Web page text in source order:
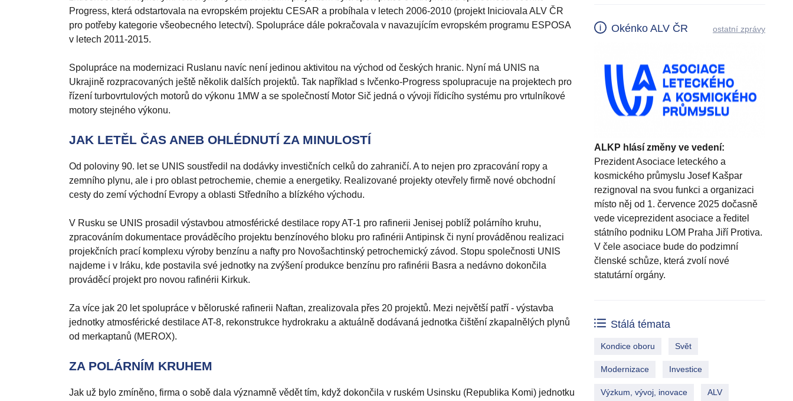
Progress, která odstartovala na evropském projektu CESAR a probíhala v letech 2006-2010 (projekt Iniciovala ALV ČR
pro potřeby kategorie všeobecného letectví). Spolupráce dále pokračovala v navazujícím evropském programu ESPOSA
v letech 2011-2015.
Spolupráce na modernizaci Ruslanu navíc není jedinou aktivitou na východ od českých hranic. Nyní má UNIS na
Ukrajině rozpracovaných ještě několik dalších projektů. Tak například s Ivčenko-Progress spolupracuje na projektech pro
řízení turbovrtulových motorů do výkonu 1MW a se společností Motor Sič jedná o vývoji řídicího systému pro vrtulníkové
motory stejného výkonu.
JAK LETĚL ČAS ANEB OHLÉDNUTÍ ZA MINULOSTÍ
Od poloviny 90. let se UNIS soustředil na dodávky investičních celků do zahraničí. A to nejen pro zpracování ropy a
zemního plynu, ale i pro oblast petrochemie, chemie a energetiky. Realizované projekty otevřely firmě nové obchodní
cesty do zemí východní Evropy a oblasti Středního a blízkého východu.
V Rusku se UNIS prosadil výstavbou atmosférické destilace ropy AT-1 pro rafinerii Jenisej poblíž polárního kruhu,
zpracováním dokumentace prováděcího projektu benzínového bloku pro rafinérii Antipinsk či nyní prováděnou realizaci
projekčních prací komplexu výroby benzínu a nafty pro Novošachtinský petrochemický závod. Stopu společnosti UNIS
najdeme i v Iráku, kde postavila své jednotky na zvýšení produkce benzínu pro rafinérii Basra a nedávno dokončila
prováděcí projekt pro novou rafinérii Kirkuk.
Za více jak 20 let spolupráce v běloruské rafinerii Naftan, zrealizovala přes 20 projektů. Mezi největší patří - výstavba
jednotky atmosférické destilace AT-8, rekonstrukce hydrokraku a aktuálně dodávaná jednotka čištění zkapalnělých plynů
od merkaptanů (MEROX).
ZA POLÁRNÍM KRUHEM
Jak už bylo zmíněno, firma o sobě dala významně vědět tím, když dokončila v ruském Usinsku (Republika Komi) jednotku
Okénko ALV ČR ostatní zprávy
ALKP hlásí změny ve vedení:
Prezident Asociace leteckého a
kosmického průmyslu Josef Kašpar
rezignoval na svou funkci a organizaci
místo něj od 1. července 2025 dočasně
vede viceprezident asociace a ředitel
státního podniku LOM Praha Jiří Protiva.
V čele asociace bude do podzimní
členské schůze, která zvolí nové
statutární orgány.
Stálá témata
Kondice oboru Svět
Modernizace Investice
Výzkum, vývoj, inovace ALV